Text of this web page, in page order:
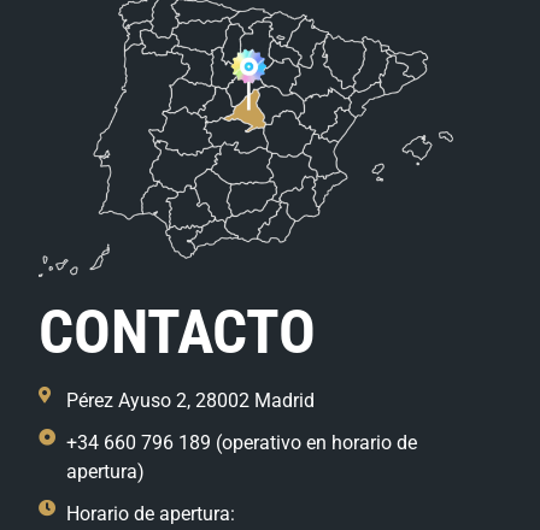
CONTACTO
Pérez Ayuso 2, 28002 Madrid
+34 660 796 189 (operativo en horario de
apertura)
Horario de apertura: